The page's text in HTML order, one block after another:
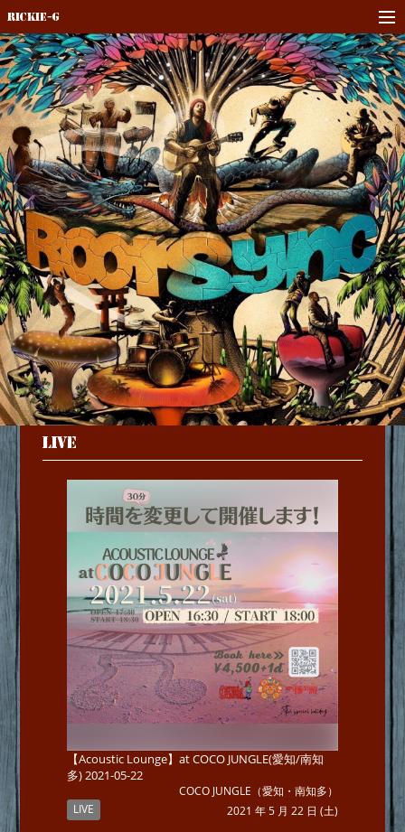
Rickie-G
LIVE
【Acoustic Lounge】at COCO JUNGLE(愛知/南知
多) 2021-05-22
COCO JUNGLE（愛知・南知多）
LIVE 2021 年 5 月 22 日 (土)